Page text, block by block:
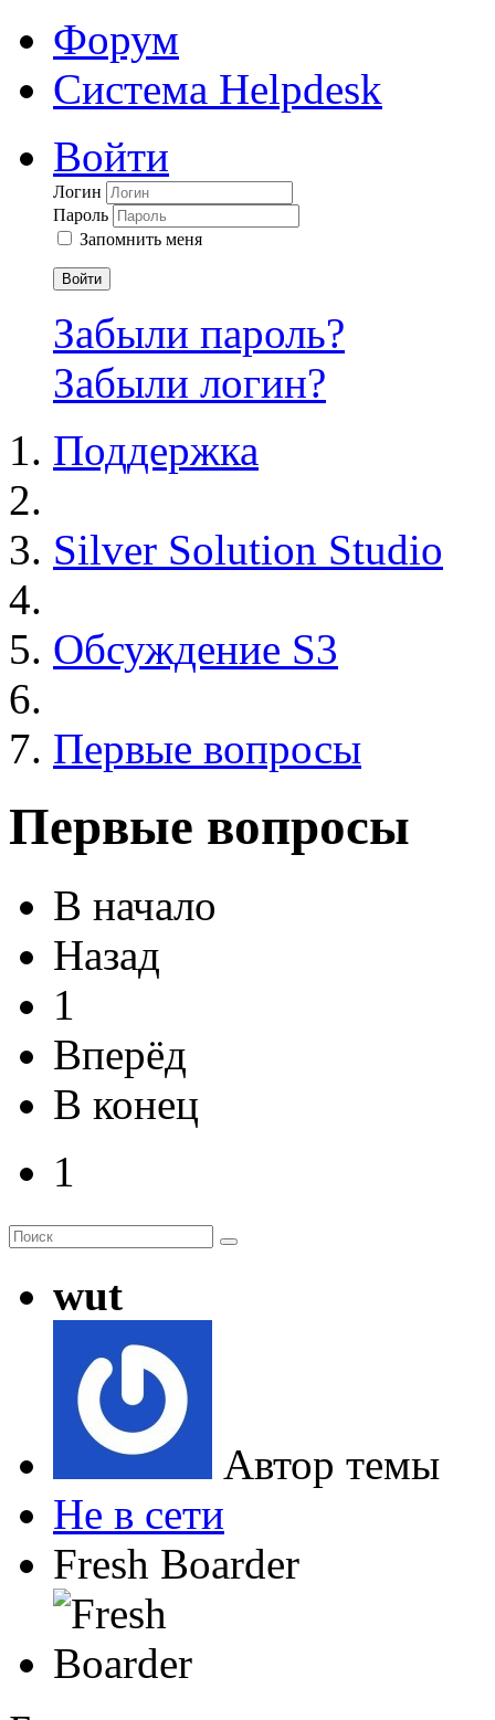
Форум
Система Helpdesk
Войти
Логин
Пароль
Запомнить меня
Войти
Забыли пароль?
Забыли логин?
Поддержка
Silver Solution Studio
Обсуждение S3
Первые вопросы
Первые вопросы
В начало
Назад
1
Вперёд
В конец
1
wut
Автор темы
Не в сети
Fresh Boarder